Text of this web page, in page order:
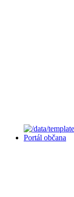
Portál občana